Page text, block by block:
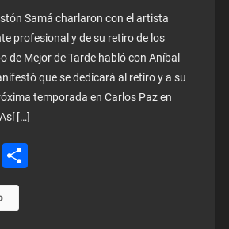
Samá charlaron con el artista
profesional y de su retiro de los
de Mejor de Tarde habló con Aníbal
que se dedicará al retiro y a su
temporada en Carlos Paz en
[…]
Email